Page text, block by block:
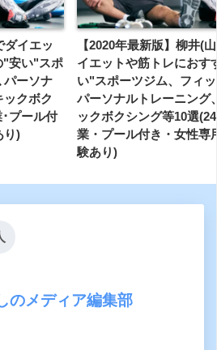
ダイエッ
"安い"スポ
パーソナ
ックボク
プール付
り)
【2020年最新版】柳井(
イエットや筋トレにおす
い"スポーツジム、フィ
パーソナルトレーニング
ックボクシング等10選
業・プール付き・女性専
験あり)
のメディア編集部